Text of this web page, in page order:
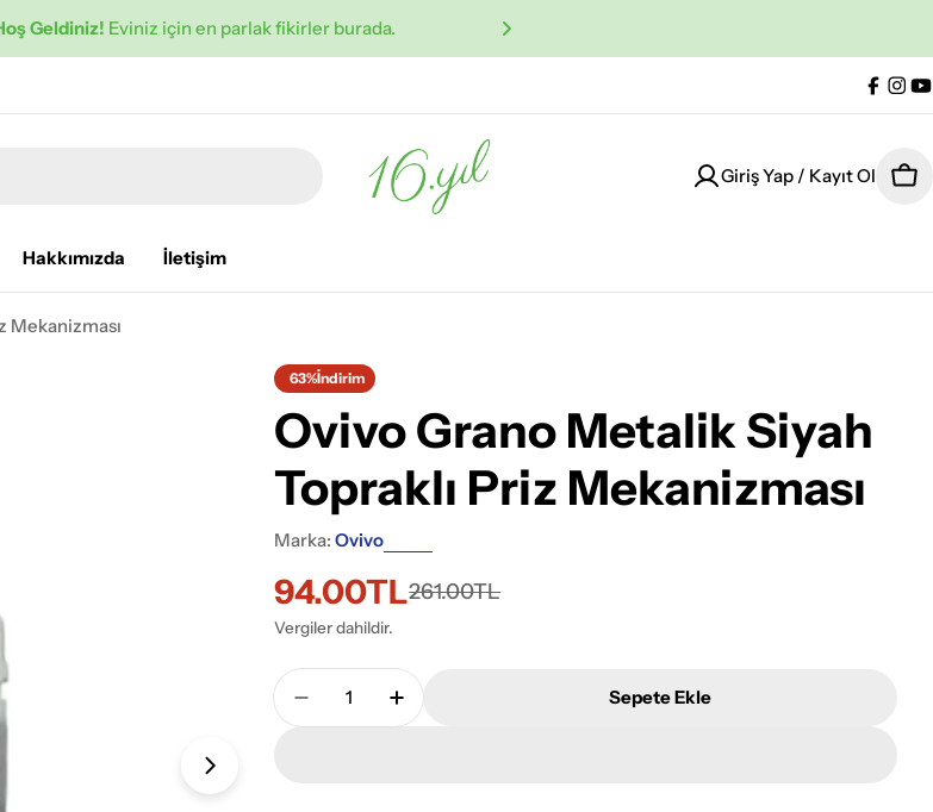
Geldiniz! Eviniz için en parlak fikirler burada.
Giriş Yap / Kayıt Ol
Hakkımızda İletişim
Mekanizması
63%İndirim
Ovivo Grano Metalik Siyah
Topraklı Priz Mekanizması
Marka: Ovivo
İndirimli
fiyat
94.00TL
Normal
fiyat
261.00TL
Vergiler dahildir.
Adet
Ovivo Grano Metalik Siyah Topraklı Priz Mekanizması Adedini
Ovivo Grano Metalik Siyah Topraklı Priz
Sepete Ekle